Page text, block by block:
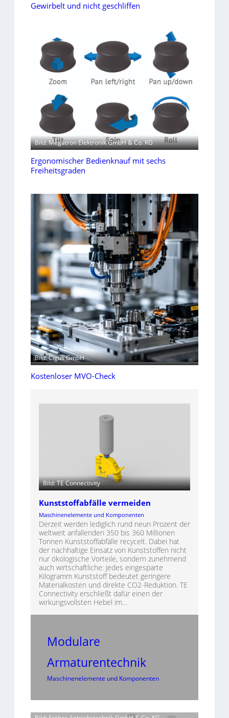
Gewirbelt und nicht geschliffen
Bild: Megatron Elektronik GmbH & Co. KG
Ergonomischer Bedienknauf mit sechs
Freiheitsgraden
Bild: Cigus GmbH
Kostenloser MVO-Check
Bild: TE Connectivity
Kunststoffabfälle vermeiden
Maschinenelemente und Komponenten
Derzeit werden lediglich rund neun Prozent der
weltweit anfallenden 350 bis 360 Millionen
Tonnen Kunststoffabfälle recycelt. Dabei hat
der nachhaltige Einsatz von Kunststoffen nicht
nur ökologische Vorteile, sondern zunehmend
auch wirtschaftliche: Jedes eingesparte
Kilogramm Kunststoff bedeutet geringere
Materialkosten und direkte CO2-Reduktion. TE
Connectivity erschließt dafür einen der
wirkungsvollsten Hebel im…
Modulare
Armaturentechnik
Maschinenelemente und Komponenten